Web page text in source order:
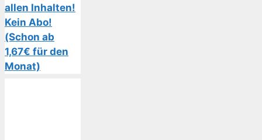
allen Inhalten!
Kein Abo!
(Schon ab
1,67€ für den
Monat)